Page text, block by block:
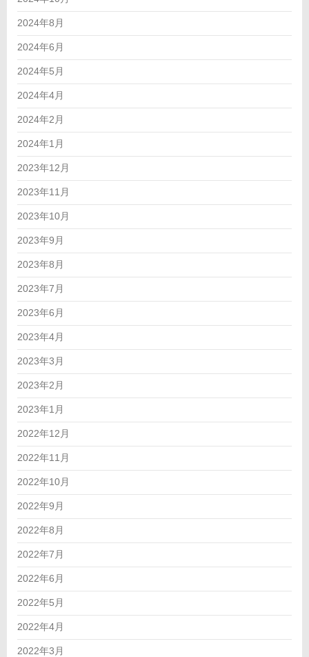
2024年8月
2024年6月
2024年5月
2024年4月
2024年2月
2024年1月
2023年12月
2023年11月
2023年10月
2023年9月
2023年8月
2023年7月
2023年6月
2023年4月
2023年3月
2023年2月
2023年1月
2022年12月
2022年11月
2022年10月
2022年9月
2022年8月
2022年7月
2022年6月
2022年5月
2022年4月
2022年3月